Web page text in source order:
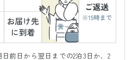
前日から翌日までの2泊3日か、2